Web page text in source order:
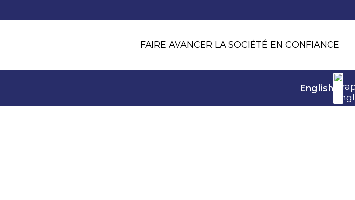
FAIRE AVANCER LA SOCIÉTÉ EN CONFIANCE
English